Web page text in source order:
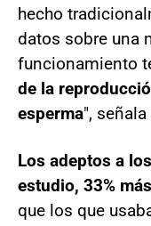
hecho
datos sobre una
funcionamiento
de la
esperma",
Los adeptos a
estudio, 33%
que los que